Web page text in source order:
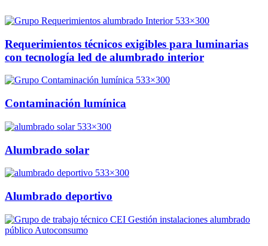
Requerimientos técnicos exigibles para luminarias
con tecnología led de alumbrado interior
Contaminación lumínica
Alumbrado solar
Alumbrado deportivo